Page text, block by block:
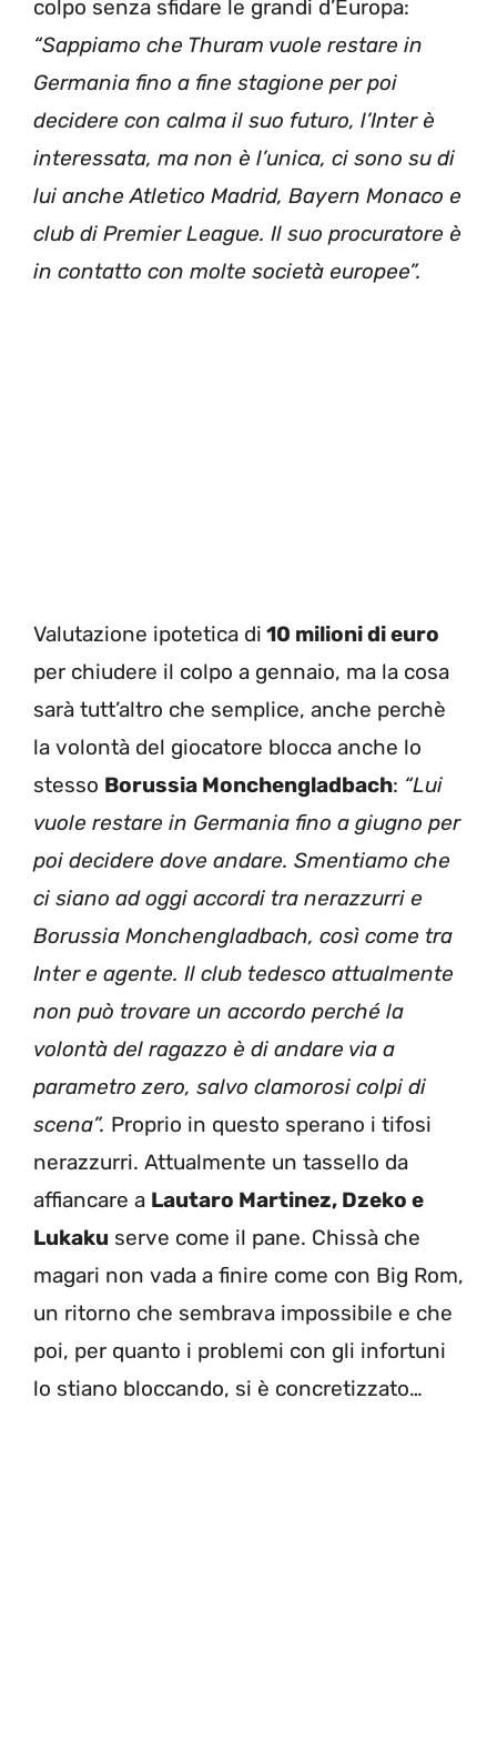
colpo senza sfidare le grandi d’Europa:
“Sappiamo che Thuram vuole restare in
Germania fino a fine stagione per poi
decidere con calma il suo futuro, l’Inter è
interessata, ma non è l’unica, ci sono su di
lui anche Atletico Madrid, Bayern Monaco e
club di Premier League. Il suo procuratore è
in contatto con molte società europee”.
Valutazione ipotetica di 10 milioni di euro
per chiudere il colpo a gennaio, ma la cosa
sarà tutt’altro che semplice, anche perchè
la volontà del giocatore blocca anche lo
stesso Borussia Monchengladbach: “Lui
vuole restare in Germania fino a giugno per
poi decidere dove andare. Smentiamo che
ci siano ad oggi accordi tra nerazzurri e
Borussia Monchengladbach, così come tra
Inter e agente. Il club tedesco attualmente
non può trovare un accordo perché la
volontà del ragazzo è di andare via a
parametro zero, salvo clamorosi colpi di
scena”. Proprio in questo sperano i tifosi
nerazzurri. Attualmente un tassello da
affiancare a Lautaro Martinez, Dzeko e
Lukaku serve come il pane. Chissà che
magari non vada a finire come con Big Rom,
un ritorno che sembrava impossibile e che
poi, per quanto i problemi con gli infortuni
lo stiano bloccando, si è concretizzato…